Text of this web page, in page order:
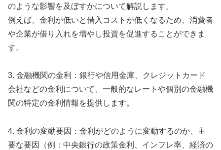
のような影響を及ぼすかについて解説します。
例えば、金利が低いと借入コストが低くなるため、消費者
や企業が借り入れを増やし投資を促進することができま
す。
3. 金融機関の金利：銀行や信用金庫、クレジットカード
会社などの金利について、一般的なレートや個別の金融機
関の特定の金利情報を提供します。
4. 金利の変動要因：金利がどのように変動するのか、主
要な要因（例：中央銀行の政策金利、インフレ率、経済の